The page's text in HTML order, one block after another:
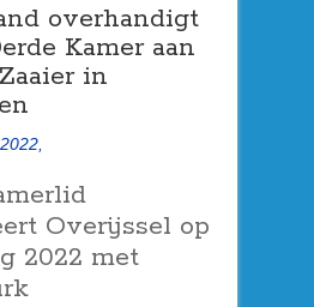
overhandigt
Kamer aan
in
Overijssel op
2022 met